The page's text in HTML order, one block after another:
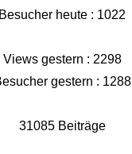
Besucher heute : 1022
Views gestern : 2298
gestern : 1288
31085 Beiträge